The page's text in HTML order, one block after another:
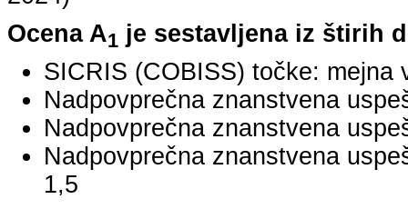
Ocena A1 je sestavljena iz štirih
SICRIS (COBISS) točke: mejna
Nadpovprečna znanstvena
Nadpovprečna znanstvena
Nadpovprečna znanstvena
1,5